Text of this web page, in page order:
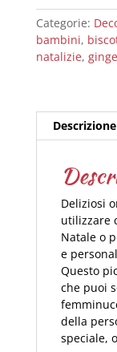
Natale
personalizzati
quantità
Categorie:
bambini,
natalizie,
Descrizione
Deliziosi
utilizzare
Natale o
e
Questo
che puoi
della
speciale,